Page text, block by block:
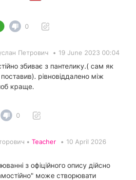
0
Петрович • 19 June 2023 00:04
збиває з пантелику.( сам як
поставив). рівновіддалено між
краще.
0
• Teacher • 10 April 2026
з офіційного опису дійсно
може створювати